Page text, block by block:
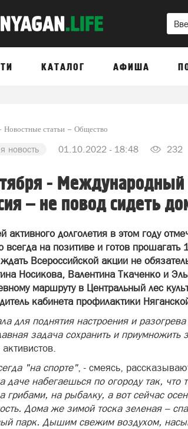
КАТАЛОГ АФИША
Новостные статьи Общество
новость 01.10.2022 - 18:48 232
-
– не повод сидеть
активного долголетия в этом году
всегда на позитиве и готов
Всероссийской акции не
Носикова, Валентина Ткаченко и
маршруту в Центральный лес
кабинета профилактики
для поднятия настроения и
задача сохранить и приумножить
"на спорте", - смеясь,
даче набегаешься по огороду так,
грибами, на рыбалку, а вот сейчас
Дома же зимой тоска зеленая –
парк. Дышим свежим воздухом,